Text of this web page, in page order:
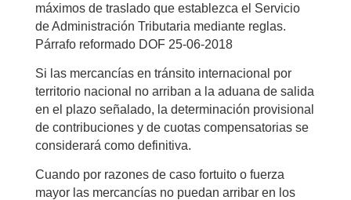
máximos de traslado que establezca el Servicio
de Administración Tributaria mediante reglas.
Párrafo reformado DOF 25-06-2018
Si las mercancías en tránsito internacional por
territorio nacional no arriban a la aduana de salida
en el plazo señalado, la determinación provisional
de contribuciones y de cuotas compensatorias se
considerará como definitiva.
Cuando por razones de caso fortuito o fuerza
mayor las mercancías no puedan arribar en los